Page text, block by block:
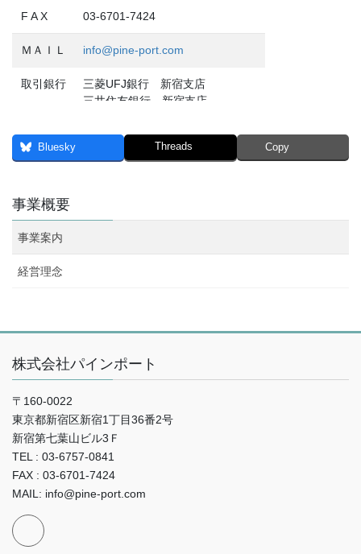
F A X 03-6701-7424
ＭＡＩＬ info@pine-port.com
取引銀行
三菱UFJ銀行 新宿支店
三井住友銀行 新宿支店
Bluesky Threads Copy
事業概要
事業案内
経営理念
株式会社パインポート
〒160-0022
東京都新宿区新宿1丁目36番2号
新宿第七葉山ビル3Ｆ
TEL : 03-6757-0841
FAX : 03-6701-7424
MAIL: info@pine-port.com